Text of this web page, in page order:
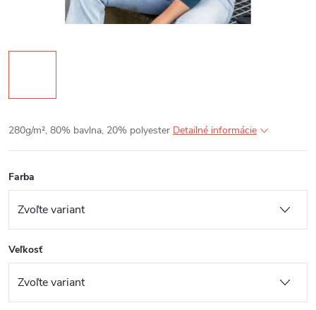
280g/m², 80% bavlna, 20% polyester Detailné informácie
Farba
Veľkosť